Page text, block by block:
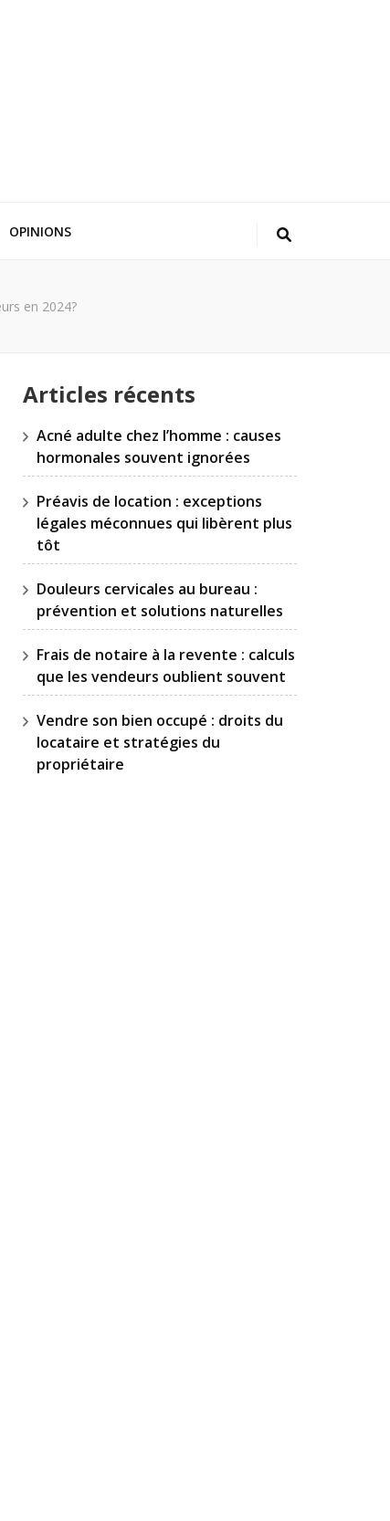
OPINIONS
en 2024?
Articles récents
Acné adulte chez l’homme : causes
hormonales souvent ignorées
Préavis de location : exceptions
légales méconnues qui libèrent plus
tôt
Douleurs cervicales au bureau :
prévention et solutions naturelles
Frais de notaire à la revente : calculs
que les vendeurs oublient souvent
Vendre son bien occupé : droits du
locataire et stratégies du
propriétaire